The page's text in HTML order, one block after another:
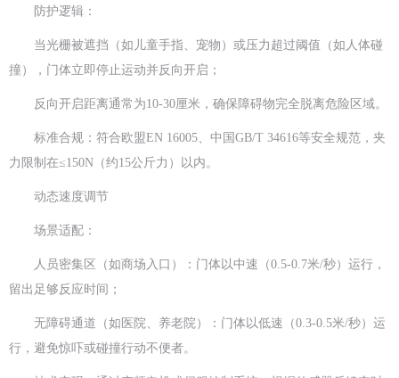
防护逻辑：
当光栅被遮挡（如儿童手指、宠物）或压力超过阈值（如人体碰
撞），门体立即停止运动并反向开启；
反向开启距离通常为10-30厘米，确保障碍物完全脱离危险区域。
标准合规：符合欧盟EN 16005、中国GB/T 34616等安全规范，夹
力限制在≤150N（约15公斤力）以内。
动态速度调节
场景适配：
人员密集区（如商场入口）：门体以中速（0.5-0.7米/秒）运行，
留出足够反应时间；
无障碍通道（如医院、养老院）：门体以低速（0.3-0.5米/秒）运
行，避免惊吓或碰撞行动不便者。